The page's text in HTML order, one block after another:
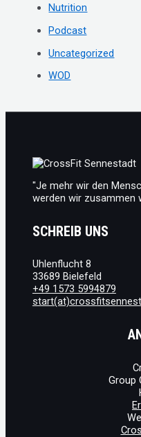
Nutrition
Podcast
Uncategorized
WOD
"Je mehr wir den
werden wir zusammen
SCHREIB UNS
Uhlenflucht 8
33689 Bielefeld
+49 1573 5994879
Group